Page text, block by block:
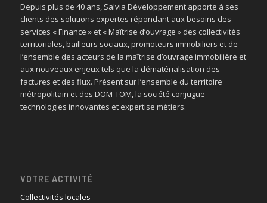
Depuis plus de 40 ans, Salvia Développement apporte à ses
clients des solutions expertes répondant aux besoins des
services « Finance » et « Maîtrise d’ouvrage » des collectivités
territoriales, bailleurs sociaux, promoteurs immobiliers et de
l’ensemble des acteurs de la maîtrise d’ouvrage immobilière et
aux nouveaux enjeux tels que la dématérialisation des
factures et des flux. Présent sur l’ensemble du territoire
métropolitain et des DOM-TOM, la société conjugue
technologies innovantes et expertise métiers.
VOTRE ACTIVITÉ
Collectivités locales